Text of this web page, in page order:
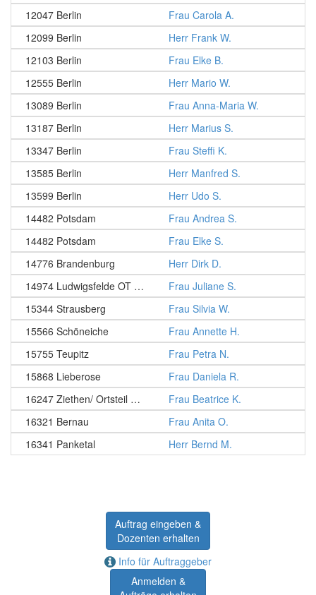
12047 Berlin
Frau Carola A.
12099 Berlin
Herr Frank W.
12103 Berlin
Frau Elke B.
12555 Berlin
Herr Mario W.
13089 Berlin
Frau Anna-Maria W.
13187 Berlin
Herr Marius S.
13347 Berlin
Frau Steffi K.
13585 Berlin
Herr Manfred S.
13599 Berlin
Herr Udo S.
14482 Potsdam
Frau Andrea S.
14482 Potsdam
Frau Elke S.
14776 Brandenburg
Herr Dirk D.
14974 Ludwigsfelde OT Ahrensdorf
Frau Juliane S.
15344 Strausberg
Frau Silvia W.
15566 Schöneiche
Frau Annette H.
15755 Teupitz
Frau Petra N.
15868 Lieberose
Frau Daniela R.
16247 Ziethen/ Ortsteil Groß Ziethen
Frau Beatrice K.
16321 Bernau
Frau Anita O.
16341 Panketal
Herr Bernd M.
Auftrag eingeben &
Dozenten erhalten
Info für Auftraggeber
Anmelden &